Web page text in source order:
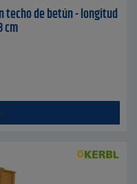
techo de betún - longitud
cm